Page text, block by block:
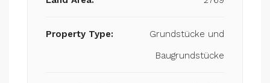
Property Type:
Grundstücke und
Baugrundstücke